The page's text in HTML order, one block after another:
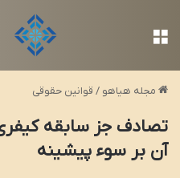
مجله هیاهو / قوانین حقوقی
تصادف جز سابقه
آن بر سوء پیشینه